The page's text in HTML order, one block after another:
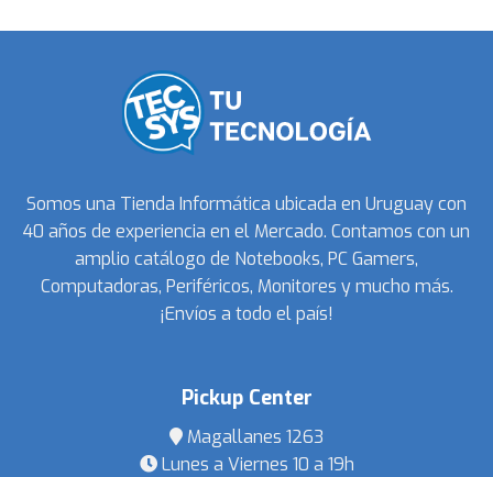
Somos una Tienda Informática ubicada en Uruguay con
40 años de experiencia en el Mercado. Contamos con un
amplio catálogo de Notebooks, PC Gamers,
Computadoras, Periféricos, Monitores y mucho más.
¡Envíos a todo el país!
Pickup Center
Magallanes 1263
Lunes a Viernes 10 a 19h